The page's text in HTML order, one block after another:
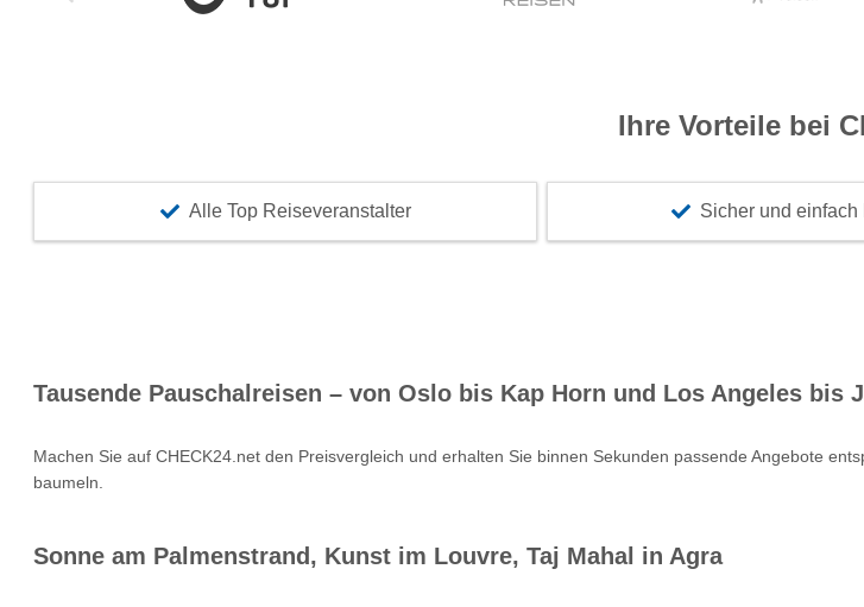
Ihre Vorteile bei
Alle Top Reiseveranstalter Sicher und einfach
Tausende Pauschalreisen – von Oslo bis Kap Horn und Los Angeles bis
Machen Sie auf CHECK24.net den Preisvergleich und erhalten Sie binnen Sekunden passende Angebote
baumeln.
Sonne am Palmenstrand, Kunst im Louvre, Taj Mahal in Agra